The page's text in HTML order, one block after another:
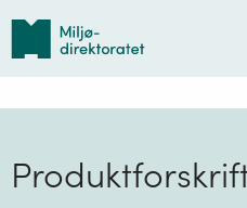
Tilbake
forsiden